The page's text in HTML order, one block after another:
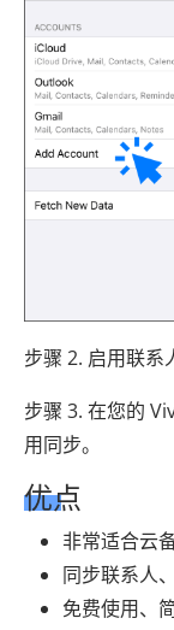
步骤 2. 启用联系
步骤 3. 在您的
用同步。
优点
非常适合云
同步联系人
免费使用、